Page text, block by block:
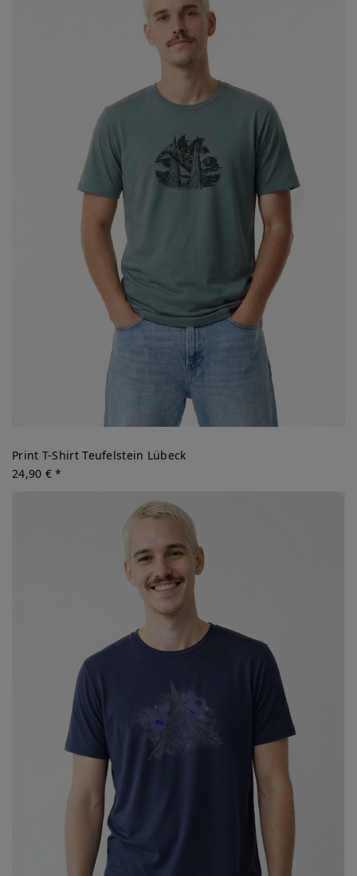
Print T-Shirt Teufelstein Lübeck
24,90 € *